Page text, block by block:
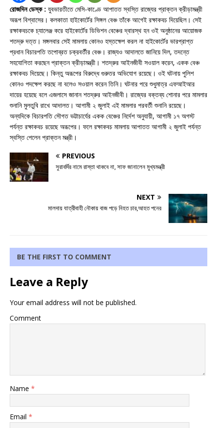
রোজদিন ডেস্ক : যুবভারতীতে মেসি-কাণ্ডে আপাতত স্বস্তি রাজ্যের প্রাক্তন ক্রীড়ামন্ত্রী
অরূপ বিশ্বাসের। কলকাতা হাইকোর্টের সিঙ্গল বেঞ্চ তাঁকে আগেই রক্ষাকবচ দিয়েছিল। সেই
রক্ষাকবচকে চ্যালেঞ্জ করে হাইকোর্টের ডিভিশন বেঞ্চের দ্বারস্থ হন ওই অনুষ্ঠানের আয়োজক
শতদ্রু দত্ত। মঙ্গলবার সেই মামলায় কোনও হস্তক্ষেপ করল না হাইকোর্টের ভারপ্রাপ্ত
প্রধান বিচারপতি তপোব্রত চক্রবর্তীর বেঞ্চ। রাজ্যও আদালতে জানিয়ে দিল, তদন্তে
সহযোগিতা করছেন প্রাক্তন ক্রীড়ামন্ত্রী। শতদ্রুর আইনজীবী সওয়াল করেন, একক বেঞ্চ
রক্ষাকবচ দিয়েছে। কিন্তু অরূপের বিরুদ্ধে গুরুতর অভিযোগ রয়েছে। ওই ঘটনায় পুলিশ
কোনও পদক্ষেপ করছে না বলেও সওয়াল করেন তিনি। ঘটনার পরে শুধুমাত্র এফআইআর
দায়ের হয়েছে বলে এজলাসে জানান শতদ্রুর আইনজীবী। রাজ্যের বক্তব্য শোনার পরে মামলার
শুনানি মুলতুবি রাখে আদালত। আগামী ২ জুলাই এই মামলার পরবর্তী শুনানি রয়েছে।
অন্যদিকে বিচারপতি সৌগত ভট্টাচার্যের একক বেঞ্চের নির্দেশ অনুযায়ী, আগামী ১৭ অগস্ট
পর্যন্ত রক্ষাকবচ রয়েছে অরূপের। ফলে রক্ষাকবচ মামলায় আপাতত আগামী ২ জুলাই পর্যন্ত
স্বস্তি পেলেন প্রাক্তন মন্ত্রী।
PREVIOUS
সুরাবর্দির নামে রাস্তা থাকবে না, সাফ জানালেন মুখ্যমন্ত্রী
NEXT
মালদায় যাত্রীবাহী নৌকায় বাজ পড়ে নিহত চার,আহত পনের
BE THE FIRST TO COMMENT
Leave a Reply
Your email address will not be published.
Comment
Name *
Email *